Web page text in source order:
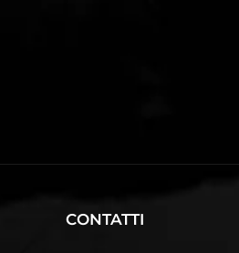
CONTATTI